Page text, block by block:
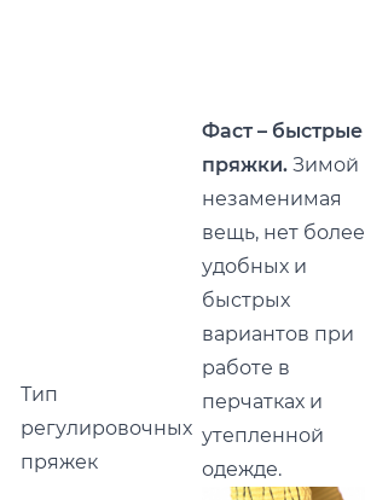
Тип
регулировочных
пряжек
Фаст – быстрые
пряжки. Зимой
незаменимая
вещь, нет более
удобных и
быстрых
вариантов при
работе в
перчатках и
утепленной
одежде.